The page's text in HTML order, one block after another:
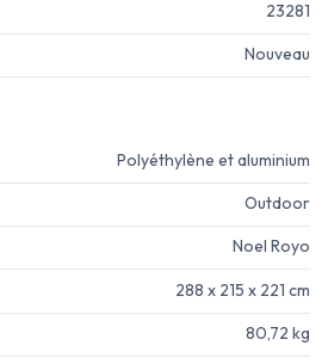
23281
Nouveau
Polyéthylène et aluminium
Outdoor
Noel Royo
288 x 215 x 221 cm
80,72 kg